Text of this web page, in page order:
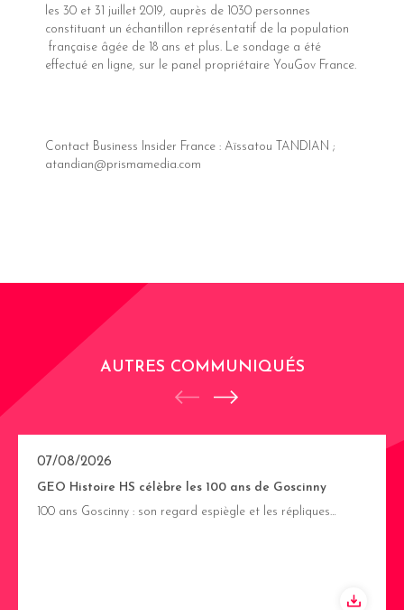
les 30 et 31 juillet 2019, auprès de 1030 personnes
constituant un échantillon représentatif de la population
française âgée de 18 ans et plus. Le sondage a été
effectué en ligne, sur le panel propriétaire YouGov France.
Contact Business Insider France : Aïssatou TANDIAN ;
atandian@prismamedia.com
AUTRES COMMUNIQUÉS
07/08/2026
GEO Histoire HS célèbre les 100 ans de Goscinny
100 ans Goscinny : son regard espiègle et les répliques…